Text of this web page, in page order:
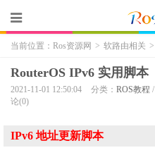
当前位置： Ros资源网 > 软路由相关 >
RouterOS IPv6 实用脚本
2021-11-01 12:50:04 分类： ROS教程 /
论(0)
IPv6 地址更新脚本